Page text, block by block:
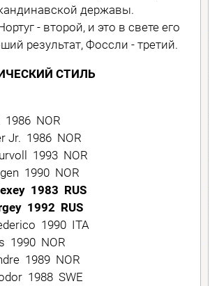
державы.
- второй, и это в свете его
результат, Фоссли - третий.
СТИЛЬ
1986 NOR
Jr. 1986 NOR
1993 NOR
1990 NOR
1983 RUS
1992 RUS
1990 ITA
1990 NOR
1989 NOR
1988 SWE